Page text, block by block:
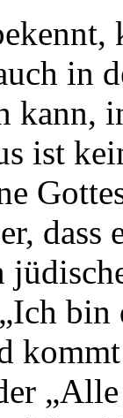
in
kann,
ist
dass